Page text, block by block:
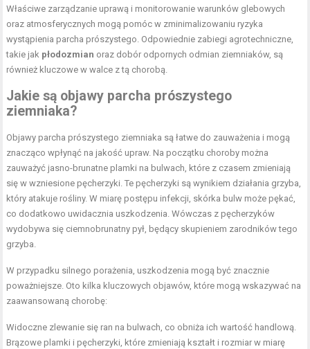
Właściwe zarządzanie uprawą i monitorowanie warunków glebowych
oraz atmosferycznych mogą pomóc w zminimalizowaniu ryzyka
wystąpienia parcha prószystego. Odpowiednie zabiegi agrotechniczne,
takie jak płodozmian oraz dobór odpornych odmian ziemniaków, są
również kluczowe w walce z tą chorobą.
Jakie są objawy parcha prószystego
ziemniaka?
Objawy parcha prószystego ziemniaka są łatwe do zauważenia i mogą
znacząco wpłynąć na jakość upraw. Na początku choroby można
zauważyć jasno-brunatne plamki na bulwach, które z czasem zmieniają
się w wzniesione pęcherzyki. Te pęcherzyki są wynikiem działania grzyba,
który atakuje rośliny. W miarę postępu infekcji, skórka bulw może pękać,
co dodatkowo uwidacznia uszkodzenia. Wówczas z pęcherzyków
wydobywa się ciemnobrunatny pył, będący skupieniem zarodników tego
grzyba.
W przypadku silnego porażenia, uszkodzenia mogą być znacznie
poważniejsze. Oto kilka kluczowych objawów, które mogą wskazywać na
zaawansowaną chorobę:
Widoczne zlewanie się ran na bulwach, co obniża ich wartość handlową.
Brązowe plamki i pęcherzyki, które zmieniają kształt i rozmiar w miarę